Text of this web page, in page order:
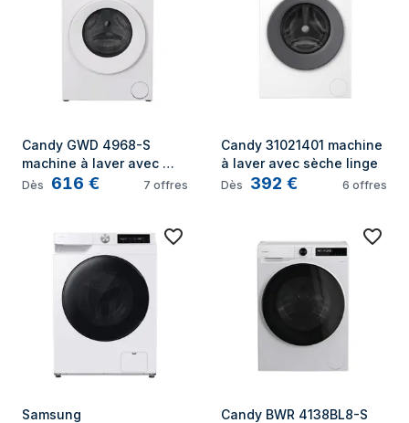
Candy GWD 4968-S
machine à laver avec
sèche linge
Dès 616 € 7 offres
Candy 31021401 machine
à laver avec sèche linge
Dès 392 € 6 offres
Samsung
Candy BWR 4138BL8-S